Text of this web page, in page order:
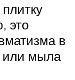
это
в
или мыла